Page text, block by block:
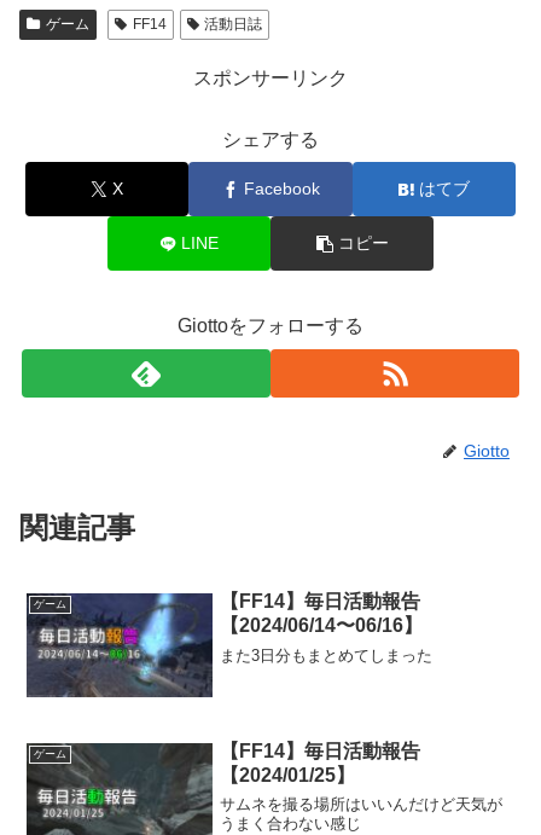
ゲーム FF14 活動日誌
スポンサーリンク
シェアする
X Facebook はてブ
LINE コピー
Giottoをフォローする
Giotto
関連記事
ゲーム
【FF14】毎日活動報告
【2024/06/14〜06/16】
また3日分もまとめてしまった
ゲーム
【FF14】毎日活動報告
【2024/01/25】
サムネを撮る場所はいいんだけど天気が
うまく合わない感じ